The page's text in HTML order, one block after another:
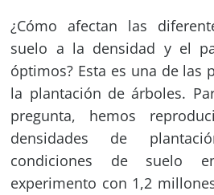
¿Cómo afectan las
suelo a la densidad y el
óptimos? Esta es una de las
la plantación de árboles.
pregunta, hemos
densidades de
condiciones de suelo
experimento con 1,2